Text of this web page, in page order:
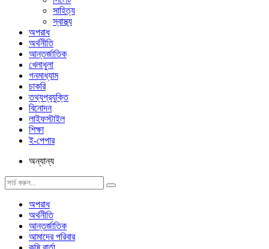
সাহিত্য
স্বাস্থ্য
অপরাধ
অর্থনীতি
আন্তর্জাতিক
খেলাধুলা
গনমাধ্যাম
চাকরি
তথ্যপ্রযুক্তি
বিনোদন
লাইফস্টাইল
শিক্ষা
ই-পেপার
অন্যান্য
অপরাধ
অর্থনীতি
আন্তর্জাতিক
আমাদের পরিবার